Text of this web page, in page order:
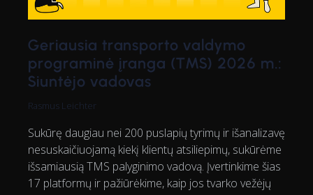
Geriausia transporto valdymo
programinė įranga (TMS) 2026 m.:
Siuntėjo vadovas
Rasmus Leichter
Sukūrę daugiau nei 200 puslapių tyrimų ir išanalizavę
nesuskaičiuojamą kiekį klientų atsiliepimų, sukūrėme
išsamiausią TMS palyginimo vadovą. Įvertinkime šias
17 platformų ir pažiūrėkime, kaip jos tvarko vežėjų